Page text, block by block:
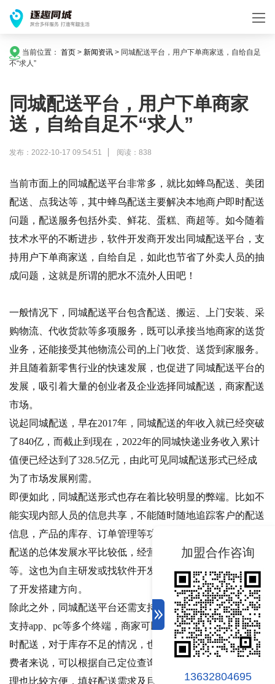
加盟合作咨询
13632804695
当前位置： 首页 > 新闻资讯 > 同城配送平台，用户下单商家送，自给自足
不“求人”
同城配送平台，用户下单商家
送，自给自足不“求人”
发布：2022-10-17 09:54:51 阅读：838
当前市面上的同城配送平台非常多，就比如蜂鸟配送、美团
配送、点我达等，其中蜂鸟配送主要解决本地商户即时配送
问题，配送服务包括外卖、鲜花、蛋糕、商超等。如今随着
技术水平的不断进步，软件开发商开发出同城配送平台，支
持用户下单商家送，自给自足，如此也节省了外卖人员的抽
成问题，这就是所谓的肥水不流外人田吧！
一般情况下，同城配送平台包含配送、搬运、上门安装、采
购物流、代收货款等多项服务，既可以承接当地商家的送货
业务，还能接受其他物流公司的上门收货、送货到家服务。
并且随着新零售行业的快速发展，也促进了同城配送平台的
发展，吸引着大量的创业者及企业选择同城配送，商家配送
市场。
说起同城配送，早在2017年，同城配送的年收入就已经突破
了840亿，而截止到现在，2022年的同城快递业务收入累计
值便已经达到了328.5亿元，由此可见同城配送形式已经成
为了市场发展刚需。
即便如此，同城配送形式也存在着比较明显的弊端。比如不
能实现内部人员的信息共享，不能随时随地追踪客户的配送
信息，产品的库存、订单管理等功能还未完善；再比如同城
配送的总体发展水平比较低，经营分散，技术含量比较低
等。这也为自主研发或找软件开发商研发同城配送平台提供
了开发搭建方向。
除此之外，同城配送平台还需支持商家及消费者客户端，并
支持app、pc等多个终端，商家可以实时掌握订单信息，及
时配送，对于库存不足的情况，也能做到及时补货。对于消
费者来说，可以根据自己定位查询到附近商家。另外订单管
理也比较方便，填好配送需求及目的地，平台会自动根据配